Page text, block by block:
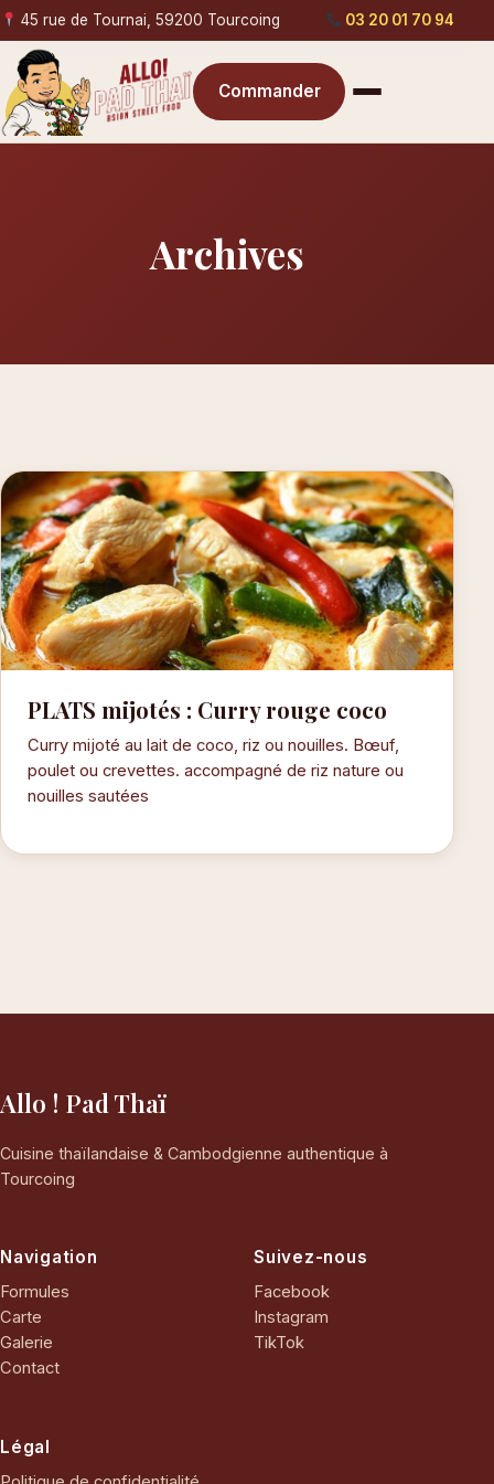
45 rue de Tournai, 59200 Tourcoing 03 20 01 70 94
Commander
Archives
PLATS mijotés : Curry rouge coco
Curry mijoté au lait de coco, riz ou nouilles. Bœuf,
poulet ou crevettes. accompagné de riz nature ou
nouilles sautées
Allo ! Pad Thaï
Cuisine thaïlandaise & Cambodgienne authentique à
Tourcoing
Navigation
Formules
Carte
Galerie
Contact
Suivez-nous
Facebook
Instagram
TikTok
Légal